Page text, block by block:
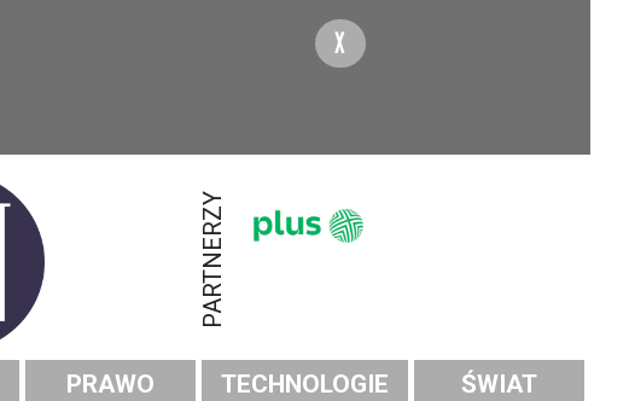
X
PARTNERZY
PRAWO TECHNOLOGIE
ŚWIAT